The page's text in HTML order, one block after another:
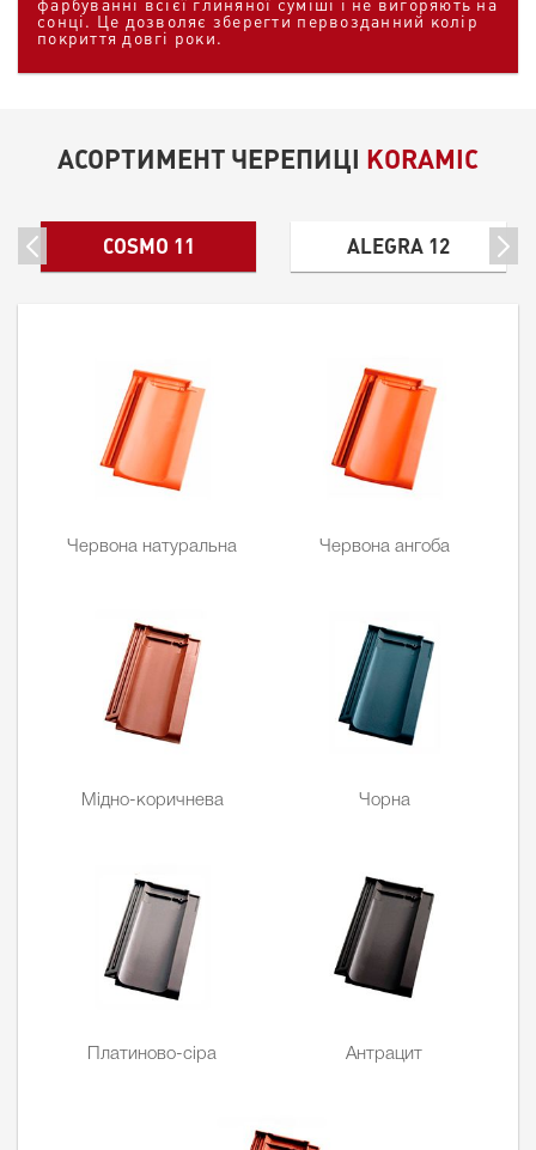
фарбуванні всієї глиняної суміші і не вигоряють на
сонці. Це дозволяє зберегти первозданний колір
покриття довгі роки.
АСОРТИМЕНТ ЧЕРЕПИЦІ KORAMIC
COSMO 11 ALEGRA 12
Червона натуральна Червона ангоба
Мідно-коричнева Чорна
Платиново-сіра Антрацит